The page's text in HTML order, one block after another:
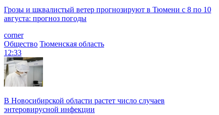
Грозы и шквалистый ветер прогнозируют в Тюмени с 8 по 10
августа: прогноз погоды
corner
Общество Тюменская область
12:33
В Новосибирской области растет число случаев
энтеровирусной инфекции